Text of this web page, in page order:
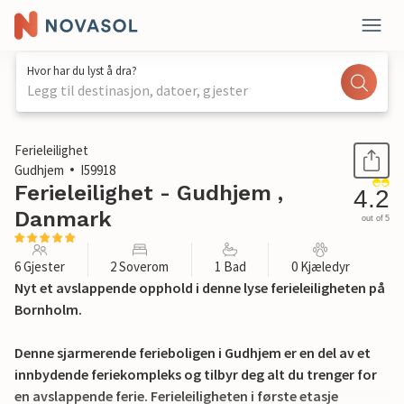
Hvor har du lyst å dra?
Legg til destinasjon, datoer, gjester
1 / 24
Ferieleilighet
Gudhjem
I59918
Ferieleilighet - Gudhjem ,
Danmark
4.2
out of 5
6 Gjester 2 Soverom 1 Bad 0 Kjæledyr
Nyt et avslappende opphold i denne lyse ferieleiligheten på
Bornholm.
Denne sjarmerende ferieboligen i Gudhjem er en del av et
innbydende feriekompleks og tilbyr deg alt du trenger for
en avslappende ferie. Ferieleiligheten i første etasje